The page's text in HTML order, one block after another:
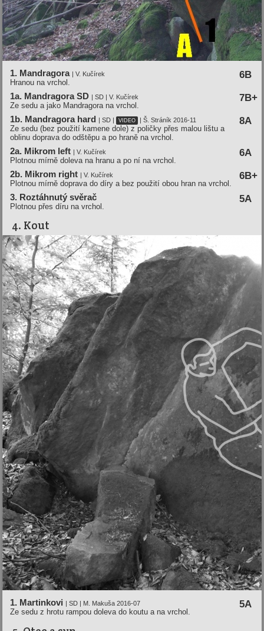
1. Mandragora | V. Kučírek 6B
Hranou na vrchol.
1a. Mandragora SD | SD | V. Kučírek 7B+
Ze sedu a jako Mandragora na vrchol.
1b. Mandragora hard | SD | VIDEO | Š. Stráník 2016-11 8A
Ze sedu (bez použití kamene dole) z poličky přes malou lištu a
oblinu doprava do odštěpu a po hraně na vrchol.
2a. Mikrom left | V. Kučírek 6A
Plotnou mírně doleva na hranu a po ní na vrchol.
2b. Mikrom right | V. Kučírek 6B+
Plotnou mírně doprava do díry a bez použití obou hran na vrchol.
3. Roztáhnutý svěrač 5A
Plotnou přes díru na vrchol.
4. Kout
1. Martinkovi | SD | M. Makuša 2016-07 5A
Ze sedu z hrotu rampou doleva do koutu a na vrchol.